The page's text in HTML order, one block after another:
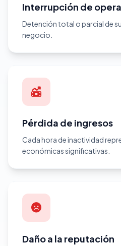
Interrupción de
Detención total o parcial de
negocio.
Pérdida de ingresos
Cada hora de inactividad
económicas significativas.
Daño a la reputación